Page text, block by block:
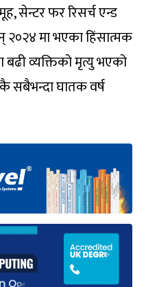
सेन्टर फर रिसर्च एन्ड
२०२४ मा भएका हिंसात्मक
व्यक्तिको मृत्यु भएको
सबैभन्दा घातक वर्ष